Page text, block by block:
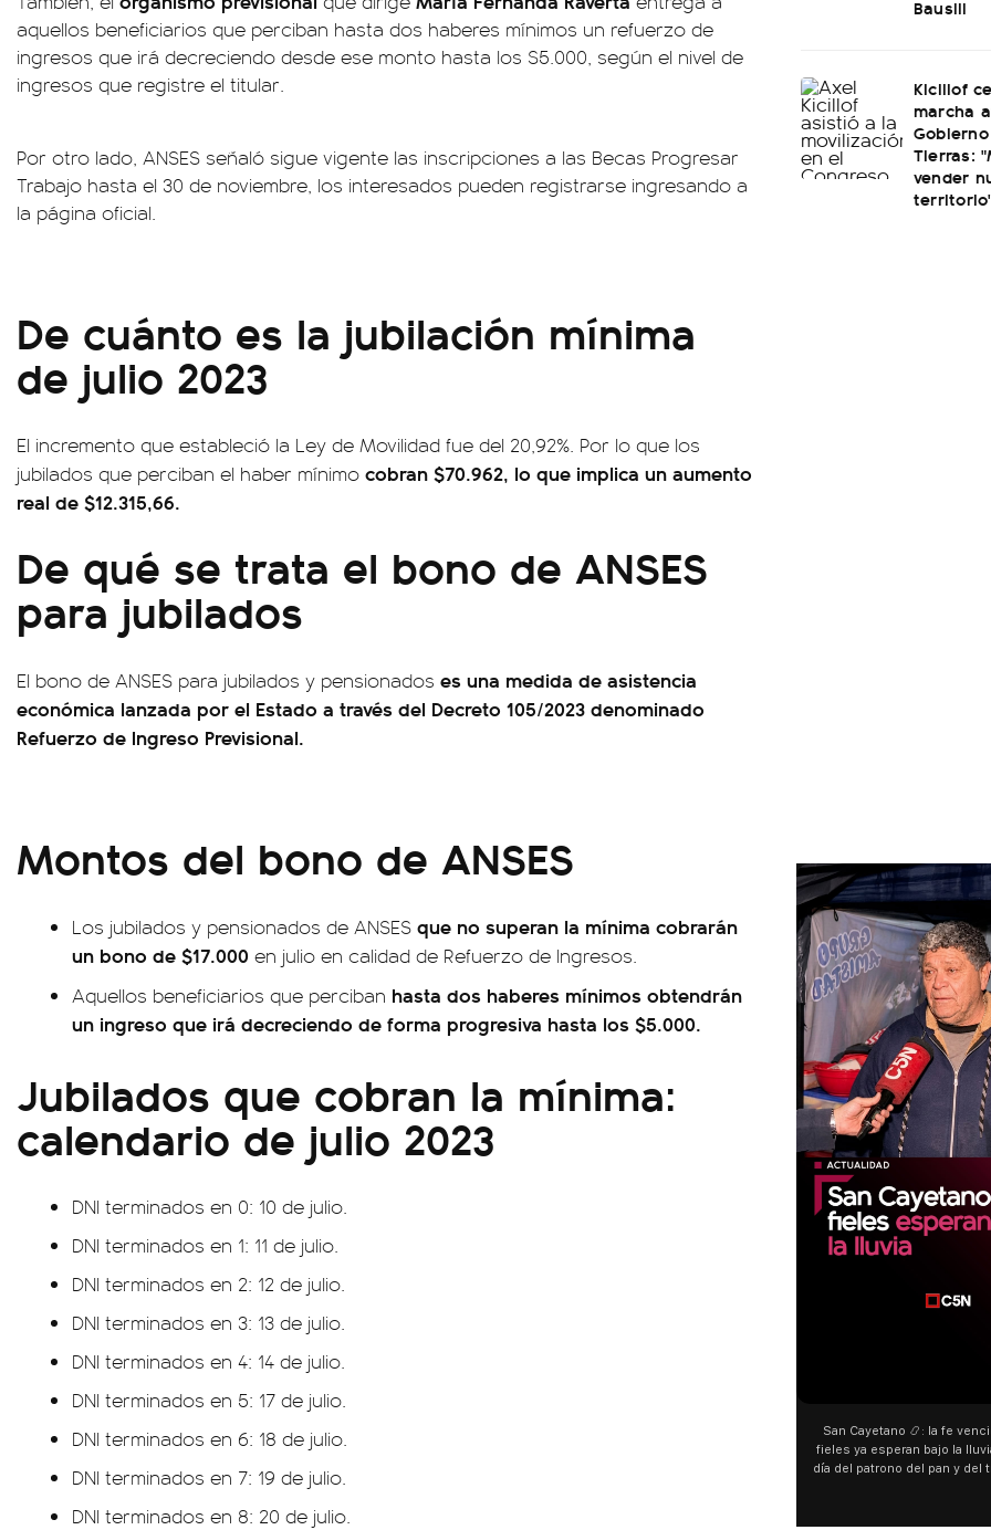
aquellos beneficiarios que perciban hasta dos haberes mínimos un refuerzo de
ingresos que irá decreciendo desde ese monto hasta los $5.000, según el nivel de
ingresos que registre el titular.
Por otro lado, ANSES señaló sigue vigente las inscripciones a las Becas Progresar
Trabajo hasta el 30 de noviembre, los interesados pueden registrarse ingresando a
la página oficial.
De cuánto es la jubilación mínima
de julio 2023
El incremento que estableció la Ley de Movilidad fue del 20,92%. Por lo que los
jubilados que perciban el haber mínimo cobran $70.962, lo que implica un aumento
real de $12.315,66.
De qué se trata el bono de ANSES
para jubilados
El bono de ANSES para jubilados y pensionados es una medida de asistencia
económica lanzada por el Estado a través del Decreto 105/2023 denominado
Refuerzo de Ingreso Previsional.
Montos del bono de ANSES
Los jubilados y pensionados de ANSES que no superan la mínima cobrarán
un bono de $17.000 en julio en calidad de Refuerzo de Ingresos.
Aquellos beneficiarios que perciban hasta dos haberes mínimos obtendrán
un ingreso que irá decreciendo de forma progresiva hasta los $5.000.
Jubilados que cobran la mínima:
calendario de julio 2023
DNI terminados en 0: 10 de julio.
DNI terminados en 1: 11 de julio.
DNI terminados en 2: 12 de julio.
DNI terminados en 3: 13 de julio.
DNI terminados en 4: 14 de julio.
DNI terminados en 5: 17 de julio.
DNI terminados en 6: 18 de julio.
DNI terminados en 7: 19 de julio.
DNI terminados en 8: 20 de julio.
Bausili
Kicillof
marcha
Tierras:
vender
San Cayetano 📿: la fe venció
fieles ya esperan bajo la lluvia
día del patrono del pan y del
y pedir. 🎙️